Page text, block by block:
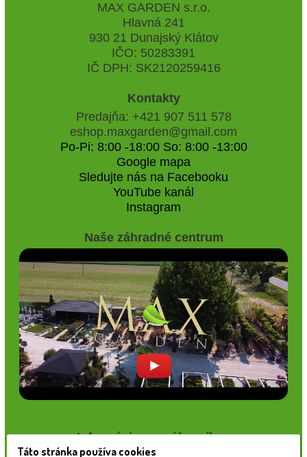
MAX GARDEN s.r.o.
Hlavná 241
930 21 Dunajský Klátov
IČO: 50283391
IČ DPH: SK2120259416
Kontakty
Predajňa: +421 907 511 578
eshop.maxgarden@gmail.com
Po-Pi: 8:00 -18:00 So: 8:00 -13:00
Google mapa
Sledujte nás na Facebooku
YouTube kanál
Instagram
Naše záhradné centrum
Informácie pre zákazníkov
Táto stránka používa cookies